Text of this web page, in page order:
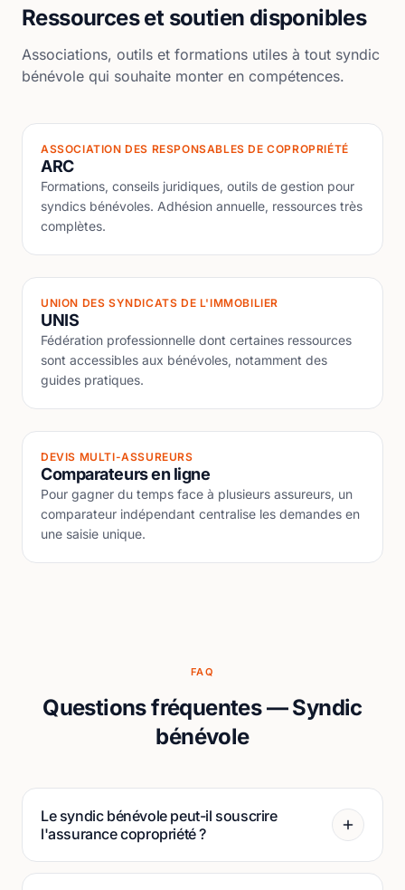
Ressources et soutien disponibles
Associations, outils et formations utiles à tout syndic
bénévole qui souhaite monter en compétences.
ASSOCIATION DES RESPONSABLES DE COPROPRIÉTÉ
ARC
Formations, conseils juridiques, outils de gestion pour
syndics bénévoles. Adhésion annuelle, ressources très
complètes.
UNION DES SYNDICATS DE L'IMMOBILIER
UNIS
Fédération professionnelle dont certaines ressources
sont accessibles aux bénévoles, notamment des
guides pratiques.
DEVIS MULTI-ASSUREURS
Comparateurs en ligne
Pour gagner du temps face à plusieurs assureurs, un
comparateur indépendant centralise les demandes en
une saisie unique.
FAQ
Questions fréquentes — Syndic
bénévole
Le syndic bénévole peut-il souscrire
l'assurance copropriété ?